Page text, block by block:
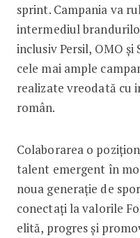
sprint. Campania va
intermediul
inclusiv Persil, OMO
cele mai ample
realizate vreodată cu
român.
Colaborarea o
talent emergent în
noua generație de
conectați la valorile
elită, progres și